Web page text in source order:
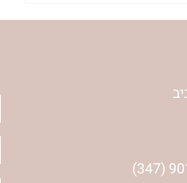
שי, אשת הלום קרב
(347)